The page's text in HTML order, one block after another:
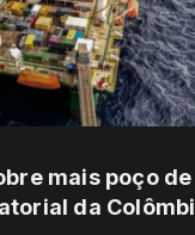
mais poço
da